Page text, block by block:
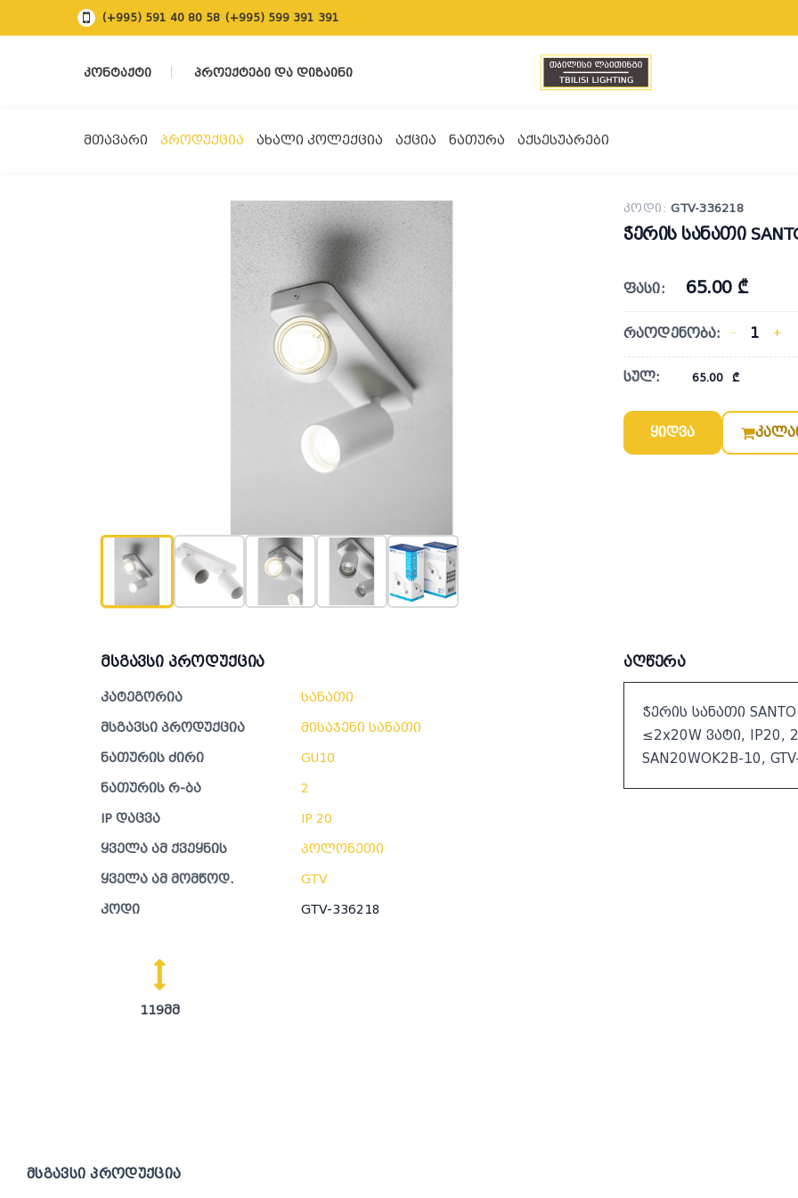
(+995) 591 40 80 58 (+995) 599 391 391
ᲙᲝᲜᲢᲐᲥᲢᲘ ᲞᲠᲝᲔᲥᲢᲔᲑᲘ ᲓᲐ ᲓᲘᲖᲐᲘᲜᲘ
ᲛᲗᲐᲕᲐᲠᲘ ᲞᲠᲝᲓᲣᲥᲪᲘᲐ ᲐᲮᲐᲚᲘ ᲙᲝᲚᲔᲥᲪᲘᲐ ᲐᲥᲪᲘᲐ ᲜᲐᲗᲣᲠᲐ ᲐᲥᲡᲔᲡᲣᲐᲠᲔᲑᲘ
კოდი:GTV-336218
ჭერის სანათი
ფასი: 65.00 ₾
რაოდენობა: − +
სულ: 65.00 ₾
ყიდვა
მსგავსი პროდუქცია
კატეგორია
მსგავსი პროდუქცია
ნათურის ძირი
ნათურის რ-ბა
IP დაცვა
ყველა ამ ქვეყნის
ყველა ამ მომწოდ.
კოდი
სანათი
მისაჯენი სანათი
GU10
2
IP 20
პოლონეთი
GTV
GTV-336218
119მმ
აღწერა
ჭერის სანათი
≤2x20W ვატი, IP20,
SAN20WOK2B-10,
მსგავსი პროდუქცია